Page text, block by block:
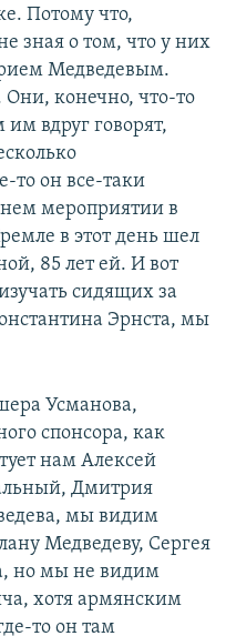
Потому что,
зная о том, что у них
Медведевым.
Они, конечно, что-то
вдруг говорят,
то он все-таки
мероприятии в
в этот день шел
85 лет ей. И вот
сидящих за
Эрнста, мы
Усманова,
спонсора, как
нам Алексей
Дмитрия
мы видим
Медведеву, Сергея
но мы не видим
хотя армянским
то он там